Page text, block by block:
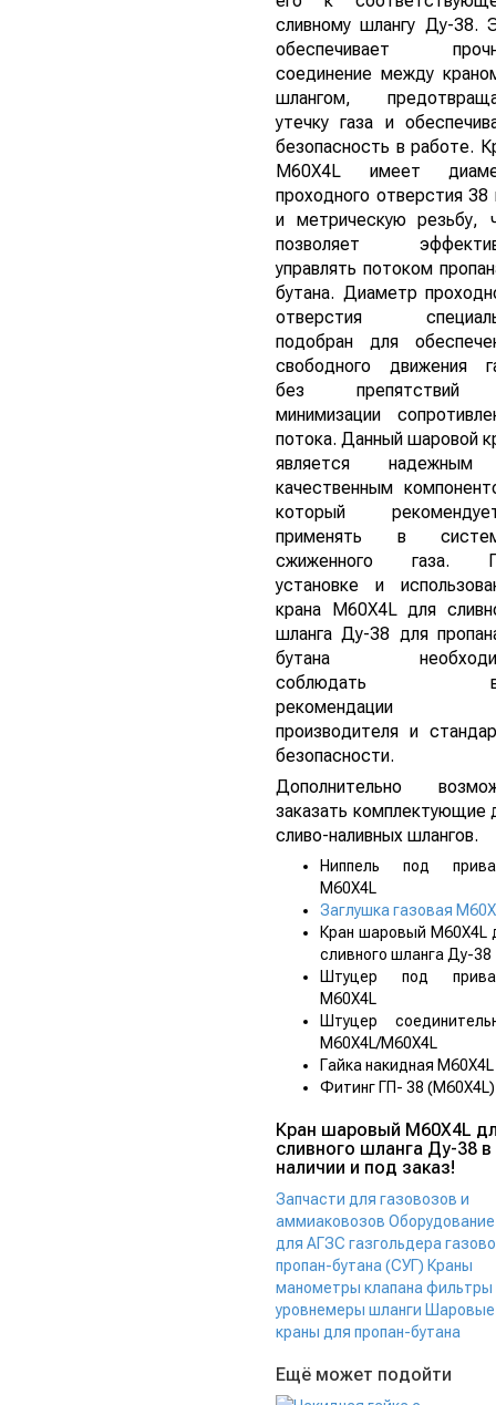
сливному шлангу Ду-38.
обеспечивает
соединение между
шлангом,
утечку газа и
безопасность в работе.
М60Х4L имеет
проходного отверстия
и метрическую резьбу,
позволяет
управлять потоком
бутана. Диаметр
отверстия
подобран для
свободного движения
без
минимизации
потока. Данный шаровой
является
качественным
который
применять в
сжиженного газа.
установке и
крана М60Х4L для
шланга Ду-38 для
бутана
соблюдать
рекомендации
производителя и
безопасности.
Дополнительно
заказать комплектующие
сливо-наливных шлангов.
Ниппель под
М60Х4L
Заглушка газовая
Кран шаровый М60Х4L
сливного шланга Ду-38
Штуцер под
М60Х4L
Штуцер
М60Х4L/М60Х4L
Гайка накидная М60Х4L
Фитинг ГП- 38 (М60Х4L)
Кран шаровый М60Х4L
сливного шланга Ду-38 в
наличии и под заказ!
Запчасти для газовозов и
аммиаковозов Оборудование
для АГЗС газгольдера
пропан-бутана (СУГ) Краны
манометры клапана фильтры
уровнемеры шланги Шаровые
краны для пропан-бутана
Ещё может подойти